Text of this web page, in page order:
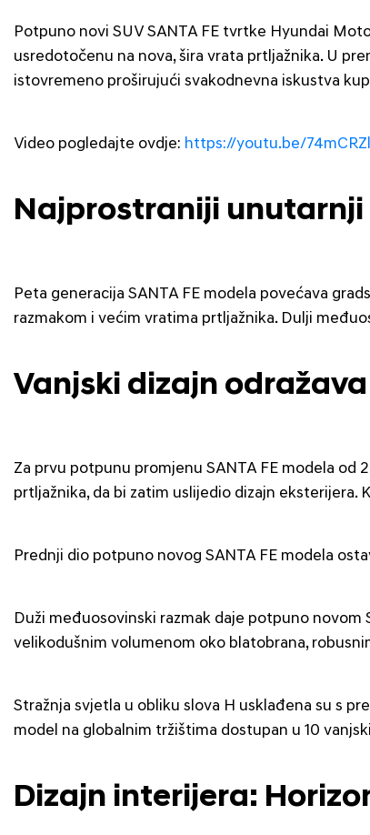
Potpuno novi SUV SANTA FE tvrtke Hyundai
usredotočenu na nova, šira vrata prtljažnika. U
istovremeno proširujući svakodnevna iskustva
Video pogledajte ovdje: https://youtu.be/
Najprostraniji unutarnji
Peta generacija SANTA FE modela povećava
razmakom i većim vratima prtljažnika. Dulji
Vanjski dizajn
Za prvu potpunu promjenu SANTA FE modela
prtljažnika, da bi zatim uslijedio dizajn
Prednji dio potpuno novog SANTA FE modela
Duži međuosovinski razmak daje potpuno
velikodušnim volumenom oko blatobrana,
Stražnja svjetla u obliku slova H usklađena su s
model na globalnim tržištima dostupan u 10
Dizajn interijera: